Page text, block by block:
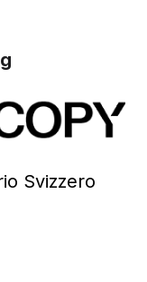
Svizzero